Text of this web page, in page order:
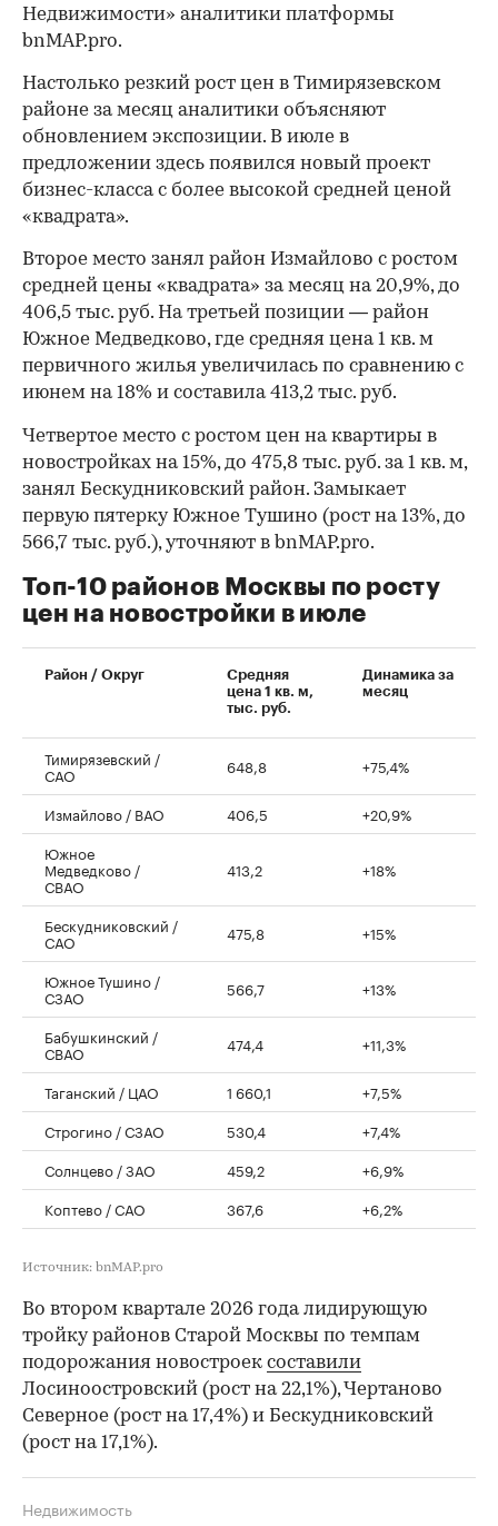
Недвижимости» аналитики платформы
bnMAP.pro.
Настолько резкий рост цен в Тимирязевском
районе за месяц аналитики объясняют
обновлением экспозиции. В июле в
предложении здесь появился новый проект
бизнес-класса с более высокой средней ценой
«квадрата».
Второе место занял район Измайлово с ростом
средней цены «квадрата» за месяц на 20,9%, до
406,5 тыс. руб. На третьей позиции — район
Южное Медведково, где средняя цена 1 кв. м
первичного жилья увеличилась по сравнению с
июнем на 18% и составила 413,2 тыс. руб.
00:00 / 00:00
Четвертое место с ростом цен на квартиры в
новостройках на 15%, до 475,8 тыс. руб. за 1 кв. м,
занял Бескудниковский район. Замыкает
первую пятерку Южное Тушино (рост на 13%, до
566,7 тыс. руб.), уточняют в bnMAP.pro.
Топ-10 районов Москвы по росту
цен на новостройки в июле
Район / Округ
Средняя
цена 1 кв. м,
тыс. руб.
Динамика за
месяц
Тимирязевский /
САО 648,8 +75,4%
Измайлово / ВАО 406,5
+20,9%
Южное
Медведково /
СВАО
413,2 +18%
Бескудниковский /
САО 475,8 +15%
Южное Тушино /
СЗАО 566,7 +13%
Бабушкинский /
СВАО 474,4 +11,3%
Таганский / ЦАО 1 660,1
+7,5%
Строгино / СЗАО
530,4
+7,4%
Солнцево / ЗАО
459,2
+6,9%
Коптево / САО
367,6 +6,2%
Источник: bnMAP.pro
Во втором квартале 2026 года лидирующую
тройку районов Старой Москвы по темпам
подорожания новостроек составили
Лосиноостровский (рост на 22,1%), Чертаново
Северное (рост на 17,4%) и Бескудниковский
(рост на 17,1%).
Недвижимость